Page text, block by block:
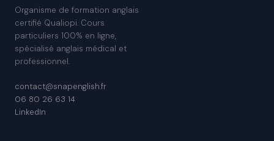
Organisme de formation anglais
certifié Qualiopi. Cours
particuliers 100% en ligne,
spécialisé anglais médical et
professionnel.
contact@snapenglish.fr
06 80 26 63 14
LinkedIn